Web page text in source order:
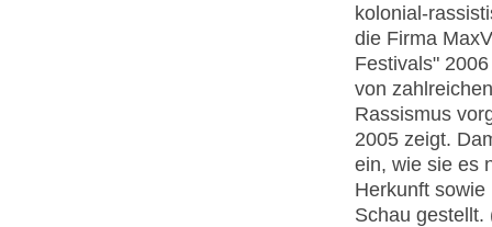
kolonial-
die Firma
Festivals"
von
Rassismus
2005 zeigt.
ein, wie sie es
Herkunft
Schau